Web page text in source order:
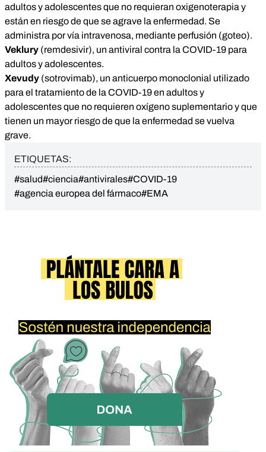
adultos y adolescentes que no requieran oxigenoterapia y
están en riesgo de que se agrave la enfermedad. Se
administra por vía intravenosa, mediante perfusión (goteo).
Veklury (remdesivir), un antiviral contra la COVID-19 para
adultos y adolescentes.
Xevudy (sotrovimab), un anticuerpo monoclonial utilizado
para el tratamiento de la COVID-19 en adultos y
adolescentes que no requieren oxígeno suplementario y que
tienen un mayor riesgo de que la enfermedad se vuelva
grave.
ETIQUETAS:
#salud#ciencia#antivirales#COVID-19
#agencia europea del fármaco#EMA